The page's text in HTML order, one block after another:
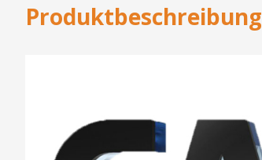
Produktbeschreibung